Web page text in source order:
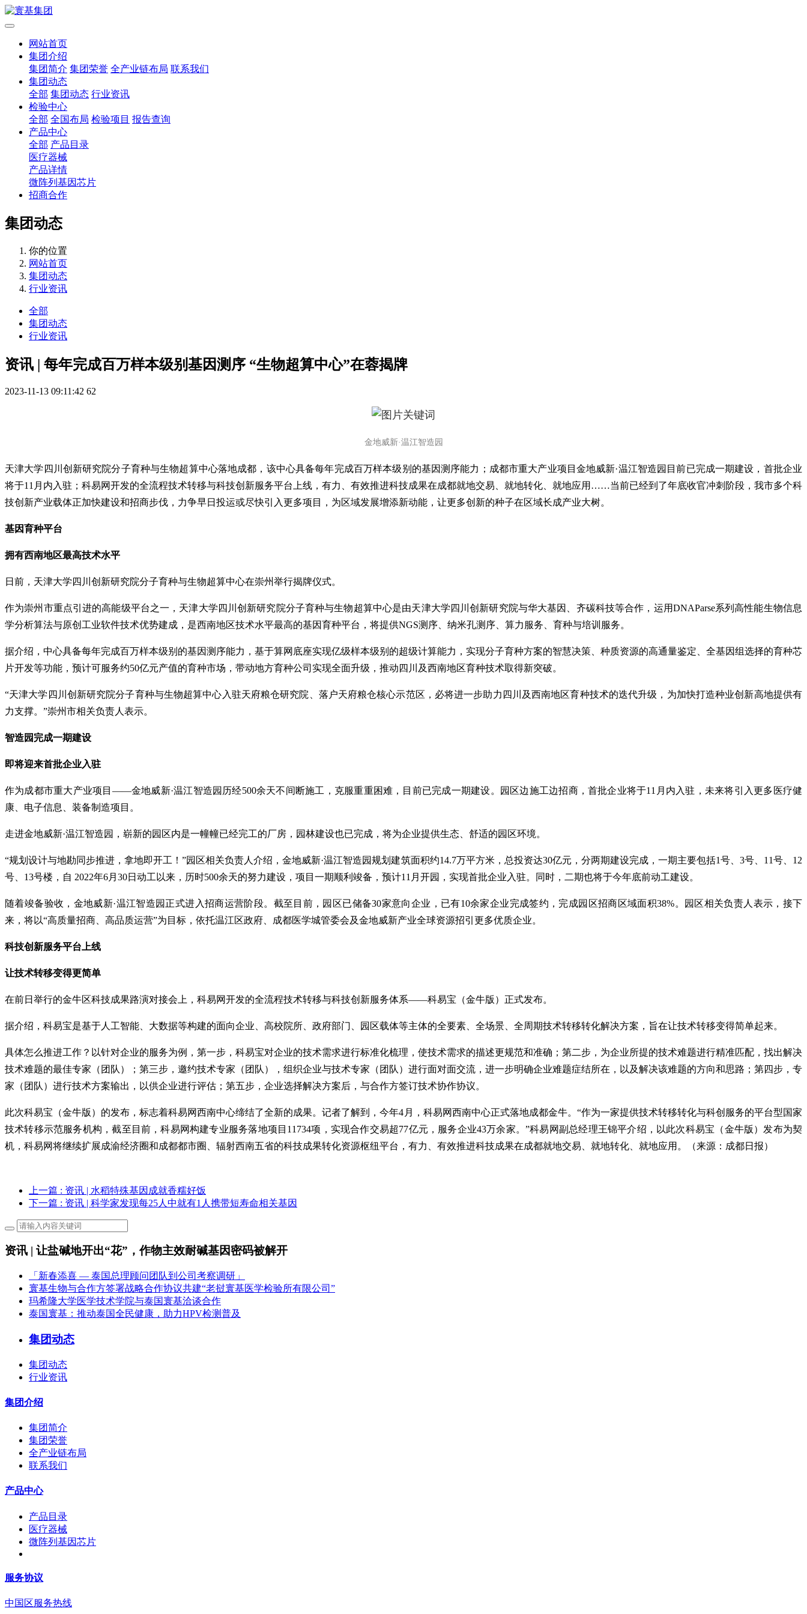
网站首页
集团介绍
集团简介 集团荣誉 全产业链布局 联系我们
集团动态
全部 集团动态 行业资讯
检验中心
全部 全国布局 检验项目 报告查询
产品中心
全部 产品目录
医疗器械
产品详情
微阵列基因芯片
招商合作
集团动态
你的位置
网站首页
集团动态
行业资讯
全部
集团动态
行业资讯
资讯 | 每年完成百万样本级别基因测序 “生物超算中心”在蓉揭牌
2023-11-13 09:11:42 62
金地威新·温江智造园
天津大学四川创新研究院分子育种与生物超算中心落地成都，该中心具备每年完成百万样本级别的基因测序能力；成都市重大产业项目金地威新·温江智造园目前已完成一期建设，首批企业
将于11月内入驻；科易网开发的全流程技术转移与科技创新服务平台上线，有力、有效推进科技成果在成都就地交易、就地转化、就地应用……当前已经到了年底收官冲刺阶段，我市多个科
技创新产业载体正加快建设和招商步伐，力争早日投运或尽快引入更多项目，为区域发展增添新动能，让更多创新的种子在区域长成产业大树。
基因育种平台
拥有西南地区最高技术水平
日前，天津大学四川创新研究院分子育种与生物超算中心在崇州举行揭牌仪式。
作为崇州市重点引进的高能级平台之一，天津大学四川创新研究院分子育种与生物超算中心是由天津大学四川创新研究院与华大基因、齐碳科技等合作，运用DNAParse系列高性能生物信息
学分析算法与原创工业软件技术优势建成，是西南地区技术水平最高的基因育种平台，将提供NGS测序、纳米孔测序、算力服务、育种与培训服务。
据介绍，中心具备每年完成百万样本级别的基因测序能力，基于算网底座实现亿级样本级别的超级计算能力，实现分子育种方案的智慧决策、种质资源的高通量鉴定、全基因组选择的育种芯
片开发等功能，预计可服务约50亿元产值的育种市场，带动地方育种公司实现全面升级，推动四川及西南地区育种技术取得新突破。
“天津大学四川创新研究院分子育种与生物超算中心入驻天府粮仓研究院、落户天府粮仓核心示范区，必将进一步助力四川及西南地区育种技术的迭代升级，为加快打造种业创新高地提供有
力支撑。”崇州市相关负责人表示。
智造园完成一期建设
即将迎来首批企业入驻
作为成都市重大产业项目——金地威新·温江智造园历经500余天不间断施工，克服重重困难，目前已完成一期建设。园区边施工边招商，首批企业将于11月内入驻，未来将引入更多医疗健
康、电子信息、装备制造项目。
走进金地威新·温江智造园，崭新的园区内是一幢幢已经完工的厂房，园林建设也已完成，将为企业提供生态、舒适的园区环境。
“规划设计与地勘同步推进，拿地即开工！”园区相关负责人介绍，金地威新·温江智造园规划建筑面积约14.7万平方米，总投资达30亿元，分两期建设完成，一期主要包括1号、3号、11号、12
号、13号楼，自 2022年6月30日动工以来，历时500余天的努力建设，项目一期顺利竣备，预计11月开园，实现首批企业入驻。同时，二期也将于今年底前动工建设。
随着竣备验收，金地威新·温江智造园正式进入招商运营阶段。截至目前，园区已储备30家意向企业，已有10余家企业完成签约，完成园区招商区域面积38%。园区相关负责人表示，接下
来，将以“高质量招商、高品质运营”为目标，依托温江区政府、成都医学城管委会及金地威新产业全球资源招引更多优质企业。
科技创新服务平台上线
让技术转移变得更简单
在前日举行的金牛区科技成果路演对接会上，科易网开发的全流程技术转移与科技创新服务体系——科易宝（金牛版）正式发布。
据介绍，科易宝是基于人工智能、大数据等构建的面向企业、高校院所、政府部门、园区载体等主体的全要素、全场景、全周期技术转移转化解决方案，旨在让技术转移变得简单起来。
具体怎么推进工作？以针对企业的服务为例，第一步，科易宝对企业的技术需求进行标准化梳理，使技术需求的描述更规范和准确；第二步，为企业所提的技术难题进行精准匹配，找出解决
技术难题的最佳专家（团队）；第三步，邀约技术专家（团队），组织企业与技术专家（团队）进行面对面交流，进一步明确企业难题症结所在，以及解决该难题的方向和思路；第四步，专
家（团队）进行技术方案输出，以供企业进行评估；第五步，企业选择解决方案后，与合作方签订技术协作协议。
此次科易宝（金牛版）的发布，标志着科易网西南中心缔结了全新的成果。记者了解到，今年4月，科易网西南中心正式落地成都金牛。“作为一家提供技术转移转化与科创服务的平台型国家
技术转移示范服务机构，截至目前，科易网构建专业服务落地项目11734项，实现合作交易超77亿元，服务企业43万余家。”科易网副总经理王锦平介绍，以此次科易宝（金牛版）发布为契
机，科易网将继续扩展成渝经济圈和成都都市圈、辐射西南五省的科技成果转化资源枢纽平台，有力、有效推进科技成果在成都就地交易、就地转化、就地应用。（来源：成都日报）
上一篇 : 资讯 | 水稻特殊基因成就香糯好饭
下一篇 : 资讯 | 科学家发现每25人中就有1人携带短寿命相关基因
资讯 | 让盐碱地开出“花”，作物主效耐碱基因密码被解开
「新春添喜 — 泰国总理顾问团队到公司考察调研」
寰基生物与合作方签署战略合作协议共建“老挝寰基医学检验所有限公司”
玛希隆大学医学技术学院与泰国寰基洽谈合作
泰国寰基：推动泰国全民健康，助力HPV检测普及
集团动态
集团动态
行业资讯
集团介绍
集团简介
集团荣誉
全产业链布局
联系我们
产品中心
产品目录
医疗器械
微阵列基因芯片
服务协议
中国区服务热线